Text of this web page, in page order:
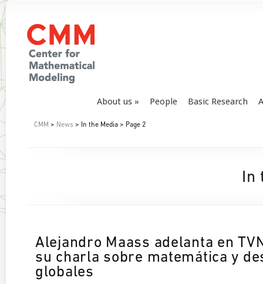
About us People Basic Research
CMM > News > In the Media > Page 2
In
Alejandro Maass adelanta en
su charla sobre matemática y
globales